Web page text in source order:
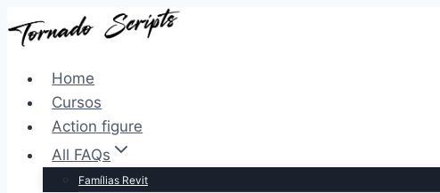
Pular
para
Conteúdo
Home
Cursos
Action figure
All FAQs
Famílias Revit